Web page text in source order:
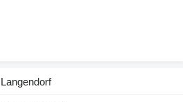
Langendorf